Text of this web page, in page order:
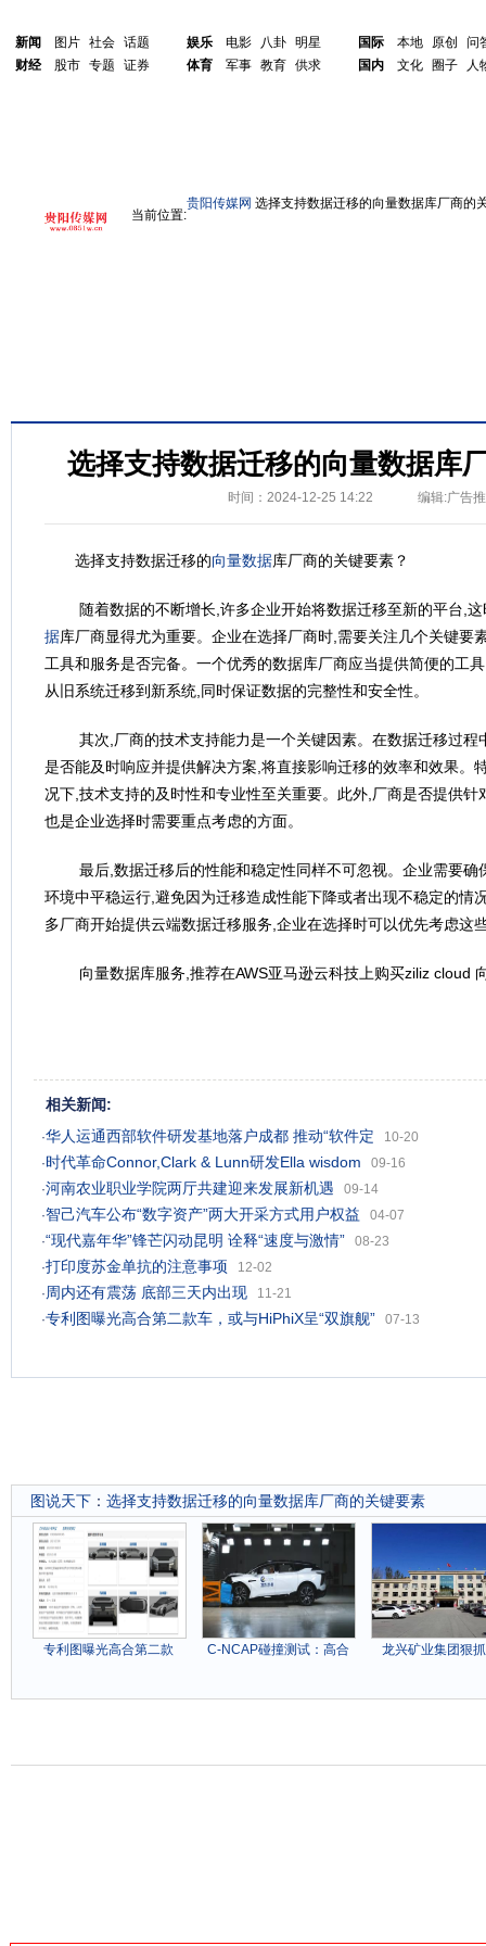
新闻 图片 社会 话题
财经
股市 专题 证券
娱乐 电影 八卦 明星
体育
军事 教育 供求
国际 本地 原创
问
国内
文化 圈子 人
当前位置:
贵阳传媒网 选择支持数据迁移的向量数据库厂商的
选择支持数据迁移的向量数据库
时间：2024-12-25 14:22 编辑:广告
选择支持数据迁移的向量数据库厂商的关键要素？
随着数据的不断增长,许多企业开始将数据迁移至新的平台,
据库厂商显得尤为重要。企业在选择厂商时,需要关注几个关键要
工具和服务是否完备。一个优秀的数据库厂商应当提供简便的工
从旧系统迁移到新系统,同时保证数据的完整性和安全性。
其次,厂商的技术支持能力是一个关键因素。在数据迁移过程
是否能及时响应并提供解决方案,将直接影响迁移的效率和效果。
况下,技术支持的及时性和专业性至关重要。此外,厂商是否提供针
也是企业选择时需要重点考虑的方面。
最后,数据迁移后的性能和稳定性同样不可忽视。企业需要确
环境中平稳运行,避免因为迁移造成性能下降或者出现不稳定的情
多厂商开始提供云端数据迁移服务,企业在选择时可以优先考虑这
向量数据库服务,推荐在AWS亚马逊云科技上购买ziliz cloud
相关新闻:
·华人运通西部软件研发基地落户成都 推动“软件定
10-20
·时代革命Connor,Clark & Lunn研发Ella wisdom
09-16
·河南农业职业学院两厅共建迎来发展新机遇
09-14
·智己汽车公布“数字资产”两大开采方式用户权益
04-07
·“现代嘉年华”锋芒闪动昆明 诠释“速度与激情”
08-23
·打印度苏金单抗的注意事项
12-02
· 周内还有震荡 底部三天内出现
11-21
·专利图曝光高合第二款车，或与HiPhiX呈“双旗舰” 07-13
图说天下 ： 选择支持数据迁移的向量数据库厂商的关键要素
专利图曝光高合第二款 C-NCAP碰撞测试：高合 龙兴矿业集团狠